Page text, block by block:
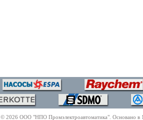
© 2026 ООО "НПО Промэлектроавтоматика". Основано в